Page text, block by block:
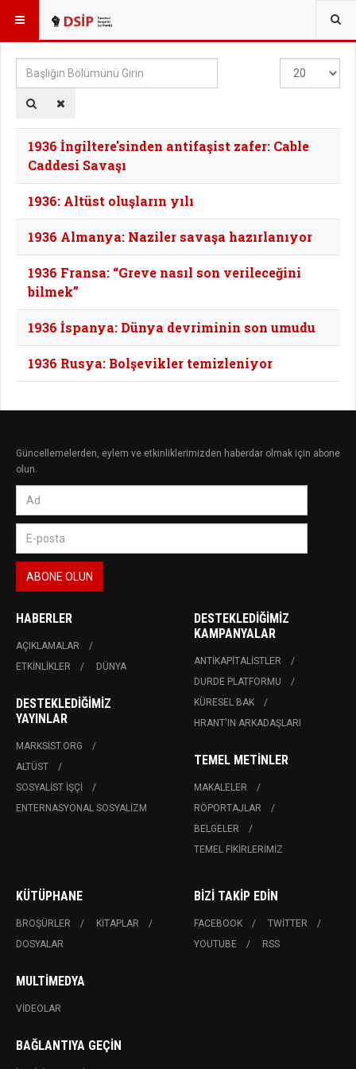
BURADASINIZ: TAGS
Başlığın
Bölümünü
Girin
Göster
#
1936 İngiltere'sinden antifaşist zafer: Cable
Caddesi Savaşı
1936: Altüst oluşların yılı
1936 Almanya: Naziler savaşa hazırlanıyor
1936 Fransa: “Greve nasıl son verileceğini
bilmek”
1936 İspanya: Dünya devriminin son umudu
1936 Rusya: Bolşevikler temizleniyor
Güncellemelerden, eylem ve etkinliklerimizden haberdar olmak için abone
olun.
HABERLER
AÇIKLAMALAR
ETKINLIKLER
DÜNYA
DESTEKLEDIĞIMIZ
YAYINLAR
MARKSIST.ORG
ALTÜST
SOSYALIST İŞÇI
ENTERNASYONAL SOSYALIZM
DESTEKLEDIĞIMIZ
KAMPANYALAR
ANTIKAPITALISTLER
DURDE PLATFORMU
KÜRESEL BAK
HRANT'IN ARKADAŞLARI
TEMEL METINLER
MAKALELER
RÖPORTAJLAR
BELGELER
TEMEL FIKIRLERIMIZ
KÜTÜPHANE
BROŞÜRLER
KITAPLAR
DOSYALAR
MULTIMEDYA
VIDEOLAR
BAĞLANTIYA GEÇIN
BIZI TAKIP EDIN
FACEBOOK
TWITTER
YOUTUBE
RSS